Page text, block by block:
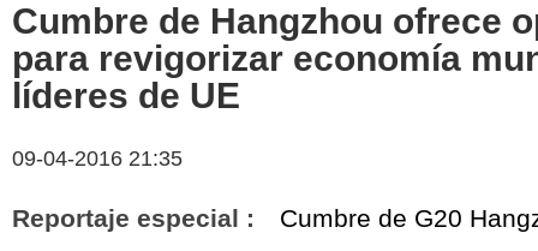
Cumbre de Hangzhou ofrece
para revigorizar economía
líderes de UE
09-04-2016 21:35
Reportaje especial : Cumbre de G20